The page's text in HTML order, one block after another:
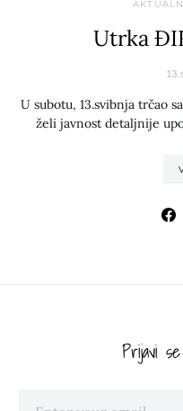
Utrka
13.
U subotu, 13.svibnja trčao
želi javnost detaljnije
Prijavi